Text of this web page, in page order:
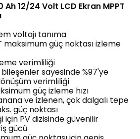
Ah 12/24 Volt LCD Ekran MPPT
voltajı tanıma
maksimum güç noktası izleme
verimliliği
sayesinde %97'ye
verimliliği
güç izleme hızı
ve izlenen, çok dalgalı tepe
güç noktası
için PV dizisinde güvenilir
gücü